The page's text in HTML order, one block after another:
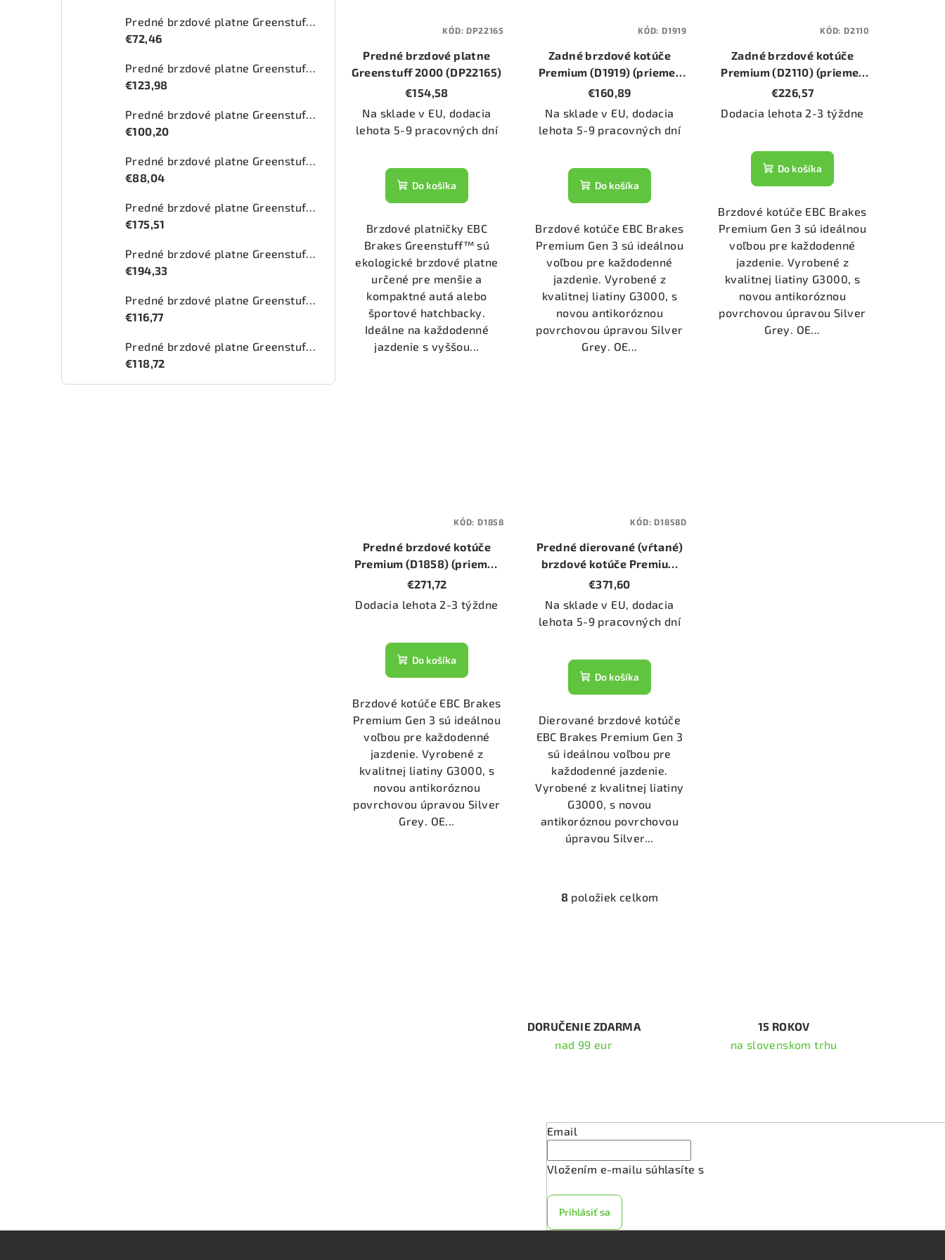
Predné brzdové platne Greenstuff 2000 (DP21344)
€72,46
Predné brzdové platne Greenstuff 2000 (DP22168)
€123,98
Predné brzdové platne Greenstuff 2000 (DP21206)
€100,20
Predné brzdové platne Greenstuff 2000 (DP21336)
€88,04
Predné brzdové platne Greenstuff 2000 (DP21723)
€175,51
Predné brzdové platne Greenstuff 2000 (DP21031/2)
€194,33
Predné brzdové platne Greenstuff 2000 (DP2753/2)
€116,77
Predné brzdové platne Greenstuff 2000 (DP22134)
€118,72
Predné brzdové platne
Greenstuff 2000 (DP22165)
€154,58
Na sklade v EU, dodacia
lehota 5-9 pracovných dní
Do košíka
Brzdové platničky EBC
Brakes Greenstuff™ sú
ekologické brzdové platne
určené pre menšie a
kompaktné autá alebo
športové hatchbacky.
Ideálne na každodenné
jazdenie s vyššou...
KÓD:DP22165
Zadné brzdové kotúče
Premium (D1919) (priemer
295mm)
€160,89
Na sklade v EU, dodacia
lehota 5-9 pracovných dní
Do košíka
Brzdové kotúče EBC Brakes
Premium Gen 3 sú ideálnou
voľbou pre každodenné
jazdenie. Vyrobené z
kvalitnej liatiny G3000, s
novou antikoróznou
povrchovou úpravou Silver
Grey. OE...
KÓD: D1919
Zadné brzdové kotúče
Premium (D2110) (priemer
295mm)
€226,57
Dodacia lehota 2-3 týždne
Do košíka
Brzdové kotúče EBC Brakes
Premium Gen 3 sú ideálnou
voľbou pre každodenné
jazdenie. Vyrobené z
kvalitnej liatiny G3000, s
novou antikoróznou
povrchovou úpravou Silver
Grey. OE...
KÓD: D2110
Predné brzdové kotúče
Premium (D1858) (priemer
295mm)
€271,72
Dodacia lehota 2-3 týždne
Do košíka
Brzdové kotúče EBC Brakes
Premium Gen 3 sú ideálnou
voľbou pre každodenné
jazdenie. Vyrobené z
kvalitnej liatiny G3000, s
novou antikoróznou
povrchovou úpravou Silver
Grey. OE...
KÓD: D1858
Predné dierované (vŕtané)
brzdové kotúče Premium
(D1858D) (priemer 295mm)
€371,60
Na sklade v EU, dodacia
lehota 5-9 pracovných dní
Do košíka
Dierované brzdové kotúče
EBC Brakes Premium Gen 3
sú ideálnou voľbou pre
každodenné jazdenie.
Vyrobené z kvalitnej liatiny
G3000, s novou
antikoróznou povrchovou
úpravou Silver...
KÓD:D1858D
O
c
i
v
k
y
ý
p
8 položiek celkom
DORUČENIE ZDARMA
nad 99 eur
15 ROKOV
na slovenskom trhu
Email
Vložením e-mailu súhlasíte s
Prihlásiť sa